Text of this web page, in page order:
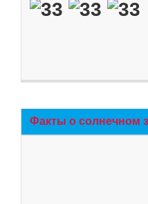
Факты о солнечном